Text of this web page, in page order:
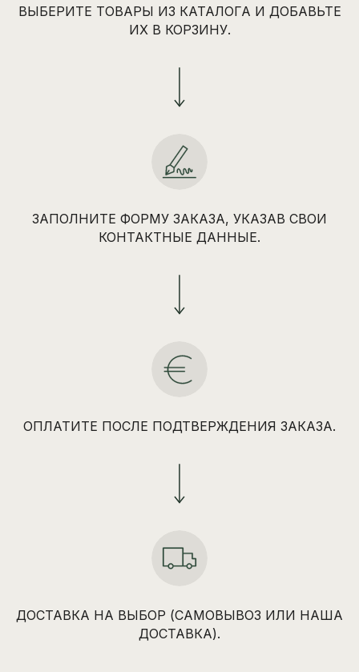
ВЫБЕРИТЕ ТОВАРЫ ИЗ КАТАЛОГА И ДОБАВЬТЕ
ИХ В КОРЗИНУ.
ЗАПОЛНИТЕ ФОРМУ ЗАКАЗА, УКАЗАВ СВОИ
КОНТАКТНЫЕ ДАННЫЕ.
ОПЛАТИТЕ ПОСЛЕ ПОДТВЕРЖДЕНИЯ ЗАКАЗА.
ДОСТАВКА НА ВЫБОР (САМОВЫВОЗ ИЛИ НАША
ДОСТАВКА).